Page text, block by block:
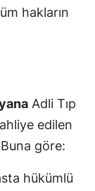
hakların
Adli Tıp
edilen
Buna göre:
hükümlü